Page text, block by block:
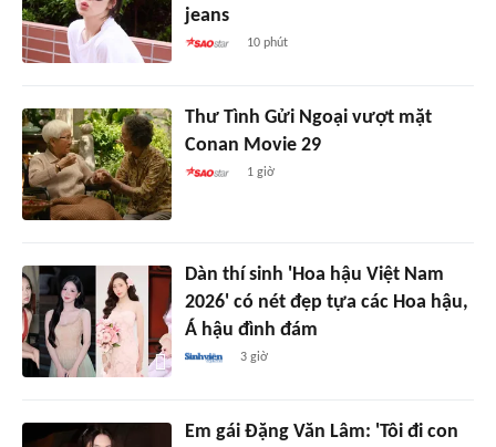
jeans
10 phút
Thư Tình Gửi Ngoại vượt mặt
Conan Movie 29
1 giờ
Dàn thí sinh 'Hoa hậu Việt Nam
2026' có nét đẹp tựa các Hoa hậu,
Á hậu đình đám
3 giờ
Em gái Đặng Văn Lâm: 'Tôi đi con